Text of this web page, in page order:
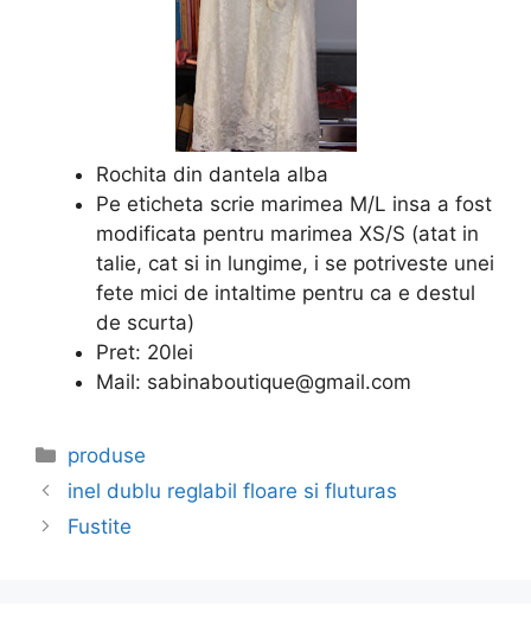
Rochita din dantela alba
Pe eticheta scrie marimea M/L insa a fost
modificata pentru marimea XS/S (atat in
talie, cat si in lungime, i se potriveste unei
fete mici de intaltime pentru ca e destul
de scurta)
Pret: 20lei
Mail: sabinaboutique@gmail.com
Categories
produse
inel dublu reglabil floare si fluturas
Fustite